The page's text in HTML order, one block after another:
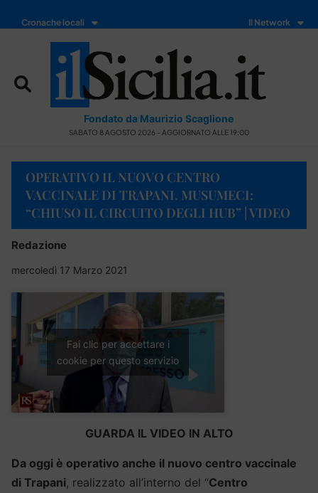
Cronache locali Il Network
Fondato da Maurizio Scaglione
SABATO 8 AGOSTO 2026 - AGGIORNATO ALLE 19:00
OPERATIVO IL NUOVO CENTRO
VACCINALE DI TRAPANI. MUSUMECI:
“CHIUSO IL CIRCUITO DEGLI HUB” | VIDEO
Redazione
mercoledì 17 Marzo 2021
Fai clic per accettare i
cookie per questo servizio
GUARDA IL VIDEO IN ALTO
Da oggi è operativo anche il nuovo centro vaccinale
di Trapani, realizzato all’interno del “Centro